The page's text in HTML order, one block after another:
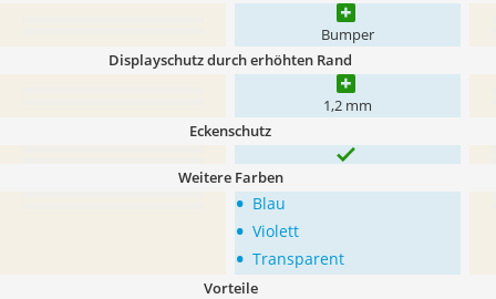
Bumper
Displayschutz durch erhöhten Rand
1,2 mm
Eckenschutz
Weitere Farben
• Blau
• Violett
• Transparent
Vorteile